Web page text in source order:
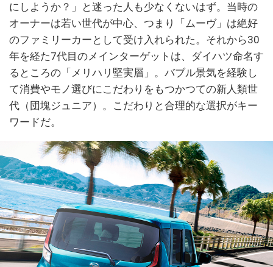
にしようか？」と迷った人も少なくないはず。当時の
オーナーは若い世代が中心、つまり「ムーヴ」は絶好
のファミリーカーとして受け入れられた。それから30
年を経た7代目のメインターゲットは、ダイハツ命名す
るところの「メリハリ堅実層」。バブル景気を経験し
て消費やモノ選びにこだわりをもつかつての新人類世
代（団塊ジュニア）。こだわりと合理的な選択がキー
ワードだ。